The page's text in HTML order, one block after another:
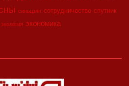
синьцзян сотрудничество спутник
экология экономика